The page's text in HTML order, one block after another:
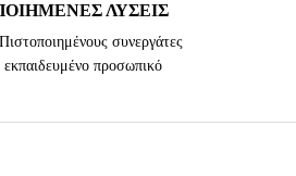
ΛΎΣΕΙΣ
συνεργάτες
εκπαιδευμένο προσωπικό